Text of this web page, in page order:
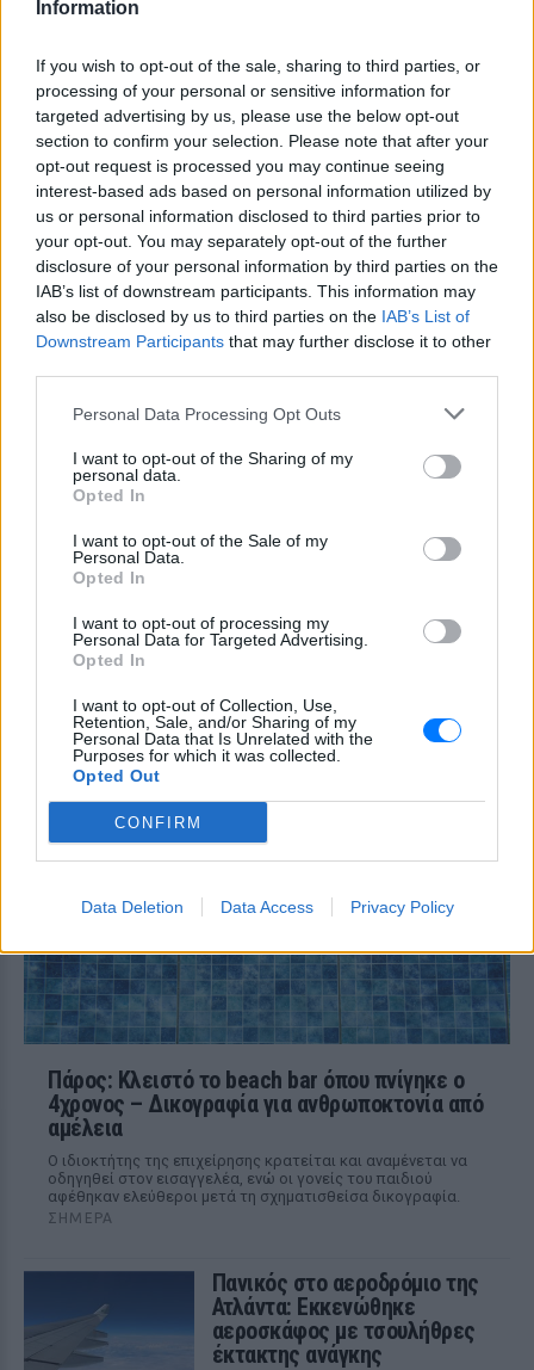
Information
If you wish to opt-out of the sale, sharing to third parties, or
processing of your personal or sensitive information for
targeted advertising by us, please use the below opt-out
section to confirm your selection. Please note that after your
opt-out request is processed you may continue seeing
interest-based ads based on personal information utilized by
us or personal information disclosed to third parties prior to
your opt-out. You may separately opt-out of the further
disclosure of your personal information by third parties on the
IAB’s list of downstream participants. This information may
also be disclosed by us to third parties on the IAB’s List of
Downstream Participants that may further disclose it to other
Personal Data Processing Opt Outs
I want to opt-out of the Sharing of my
personal data.
Opted In
I want to opt-out of the Sale of my
Personal Data.
Opted In
I want to opt-out of processing my
Personal Data for Targeted Advertising.
Opted In
I want to opt-out of Collection, Use,
Retention, Sale, and/or Sharing of my
Personal Data that Is Unrelated with the
Purposes for which it was collected.
Opted Out
CONFIRM
Data Deletion Data Access Privacy Policy
ΔΕΙΤΕ ΕΠΙΣΗΣ
ΣΤΗΝ ΙΔΙΑ ΚΑΤΗΓΟΡΙΑ
Ισραηλινό ΥΠΕΞ προς τουρίστες
στην Ελλάδα: «Κρύψτε ότι
είστε Ισραηλινοί» λόγω
διαδηλώσεων
ΣΉΜΕΡΑ
Ταξιδιωτική προειδοποίηση εξέδωσε το
ισραηλινό υπουργείο Εξωτερικών ενόψει
της «ημέρας οργής» φιλοπαλαιστινιακών
οργανώσεων σε 36 σημεία της χώρας.
Επιτρέπεται να προσπεράσεις
οι περισσότεροι αγνοούν
απαγορεύει την προσπέραση οχήματος
Επίθεση στον Ερυθρό Σταυρό:
σε πόρτες ‑ Τι καταγγέλλει η
ΠΟΕΔΗΝ για τους φύλακες
ΣΉΜΕΡΑ
σημειώθηκε τα ξημερώματα του
Πάρος: Κλειστό το beach bar όπου πνίγηκε ο
4χρονος – Δικογραφία για ανθρωποκτονία από
αμέλεια
Ο ιδιοκτήτης της επιχείρησης κρατείται και αναμένεται να
οδηγηθεί στον εισαγγελέα, ενώ οι γονείς του παιδιού
αφέθηκαν ελεύθεροι μετά τη σχηματισθείσα δικογραφία.
ΣΉΜΕΡΑ
Πανικός στο αεροδρόμιο της
Ατλάντα: Εκκενώθηκε
αεροσκάφος με τσουλήθρες
έκτακτης ανάγκης